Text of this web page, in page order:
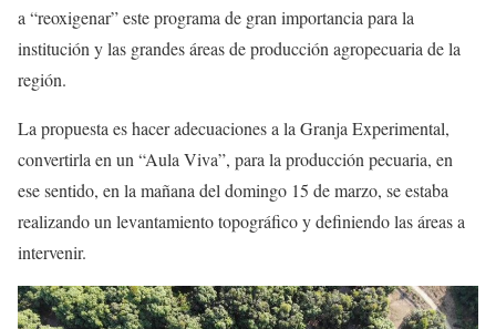
a “reoxigenar” este programa de gran importancia para la
institución y las grandes áreas de producción agropecuaria de la
región.
La propuesta es hacer adecuaciones a la Granja Experimental,
convertirla en un “Aula Viva”, para la producción pecuaria, en
ese sentido, en la mañana del domingo 15 de marzo, se estaba
realizando un levantamiento topográfico y definiendo las áreas a
intervenir.